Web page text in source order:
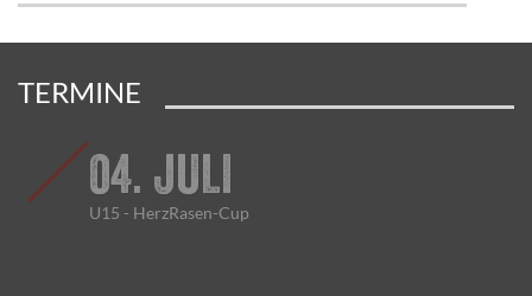
TERMINE
04. JULI
U15 - HerzRasen-Cup